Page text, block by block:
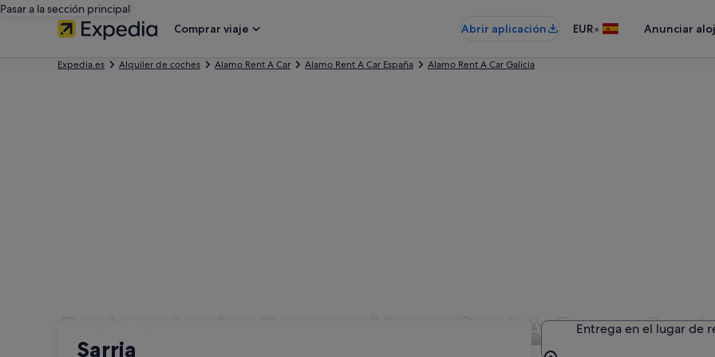
Pasar a la sección principal
Comprar viaje
Abrir aplicación EUR• Anunciar
Expedia.es Alquiler de coches Alamo Rent A Car Alamo Rent A Car España Alamo Rent A Car Galicia
Coches de alquiler con Alamo Rent A Car en
Sarria
Entrega en el lugar de